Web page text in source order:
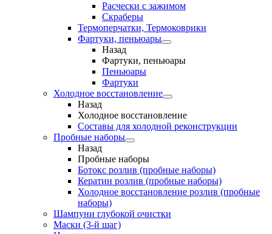
Расчески с зажимом
Скраберы
Термоперчатки, Термоковрики
Фартуки, пеньюары
Назад
Фартуки, пеньюары
Пеньюары
Фартуки
Холодное восстановление
Назад
Холодное восстановление
Составы для холодной реконструкции
Пробные наборы
Назад
Пробные наборы
Ботокс розлив (пробные наборы)
Кератин розлив (пробные наборы)
Холодное восстановление розлив (пробные
наборы)
Шампуни глубокой очистки
Маски (3-й шаг)